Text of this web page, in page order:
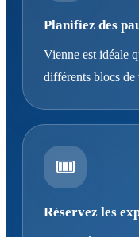
Planifiez des
Vienne est idéale
différents blocs de
🎟️
Réservez les